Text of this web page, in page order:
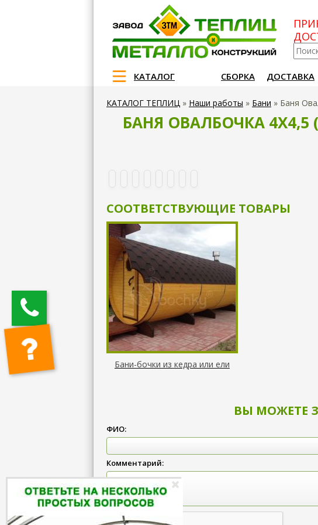
КАТАЛОГ СБОРКА ДОСТАВКА
КАТАЛОГ ТЕПЛИЦ » Наши работы » Бани » Баня
БАНЯ ОВАЛБОЧКА
СООТВЕТСТВУЮЩИЕ ТОВАРЫ
Бани-бочки из кедра или ели
ВЫ МОЖЕТЕ
ФИО:
Комментарий: